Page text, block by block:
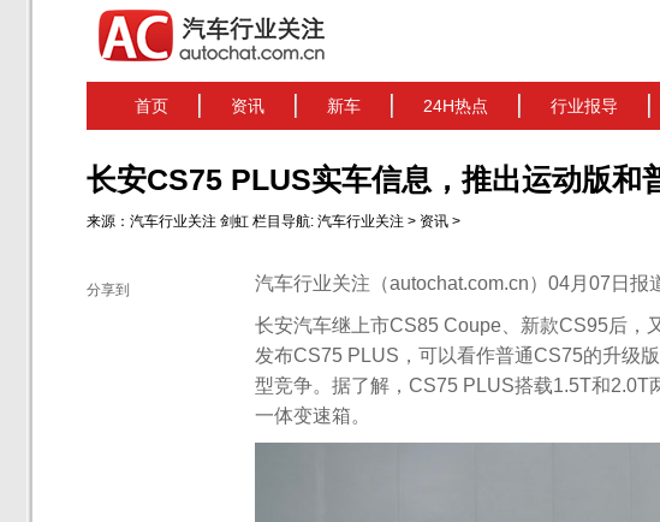
首页 资讯 新车 24H热点 行业报导
长安CS75 PLUS实车信息，推出运动版和
来源： 汽车行业关注 剑虹 栏目导航: 汽车行业关注 > 资讯 >
分享到 汽车行业关注（autochat.com.cn）04月07日
长安汽车继上市CS85 Coupe、新款CS95后，
发布CS75 PLUS，可以看作普通CS75的升级
型竞争。据了解，CS75 PLUS搭载1.5T和2.0T
一体变速箱。